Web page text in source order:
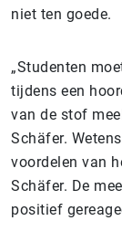
niet ten goede.
„Studenten
tijdens een
van de stof
Schäfer.
voordelen van
Schäfer. De
positief